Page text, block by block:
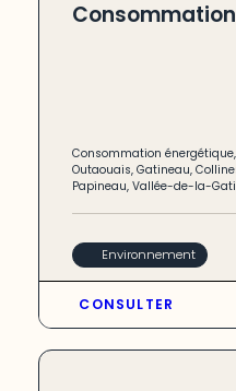
Consommation
Consommation énergétique
Outaouais,Gatineau,
Papineau,Vallée-de-la-
Environnement
CONSULTER